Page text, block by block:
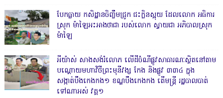
បែកធ្លាយ កសិដ្ឋានចិញ្ចឹមជ្រូក ជះក្លិនស្អុយ ដែលលោក អធិការ
ស្រុក ម៉ាឡៃអះអាងថាជា របស់លោក ស្វាយជា អភិបាលស្រុក
ម៉ាឡៃ
អីយ៉ាស់ សាងសង់រំលោភ លើដីចំណីផ្លូវសាធារណៈស្ថិតនៅតាម
បណ្ដោយមហាវិថីព្រះមុនីវង្ស កែង និងផ្លូវ ៣៣៤ ក្នុង
សង្កាត់បឹងកេងកង១ ខណ្ឌបឹងកេងកង តើមន្ត្រី រដ្ឋបាលបាត់
ទៅណាអស់ វគ្គ១